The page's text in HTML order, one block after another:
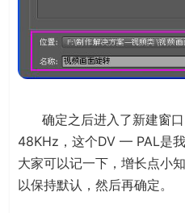
确定之后进入了新建窗口
48KHz，这个DV — PAL是
大家可以记一下，增长点小
以保持默认，然后再确定。